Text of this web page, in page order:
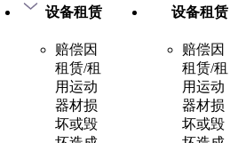
设备租赁
赔偿因
租赁/租
用运动
器材损
坏或毁
设备租赁
赔偿因
租赁/租
用运动
器材损
坏或毁